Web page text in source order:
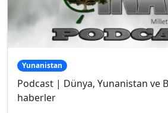
Yunanistan
Podcast | Dünya, Yunanistan ve
haberler